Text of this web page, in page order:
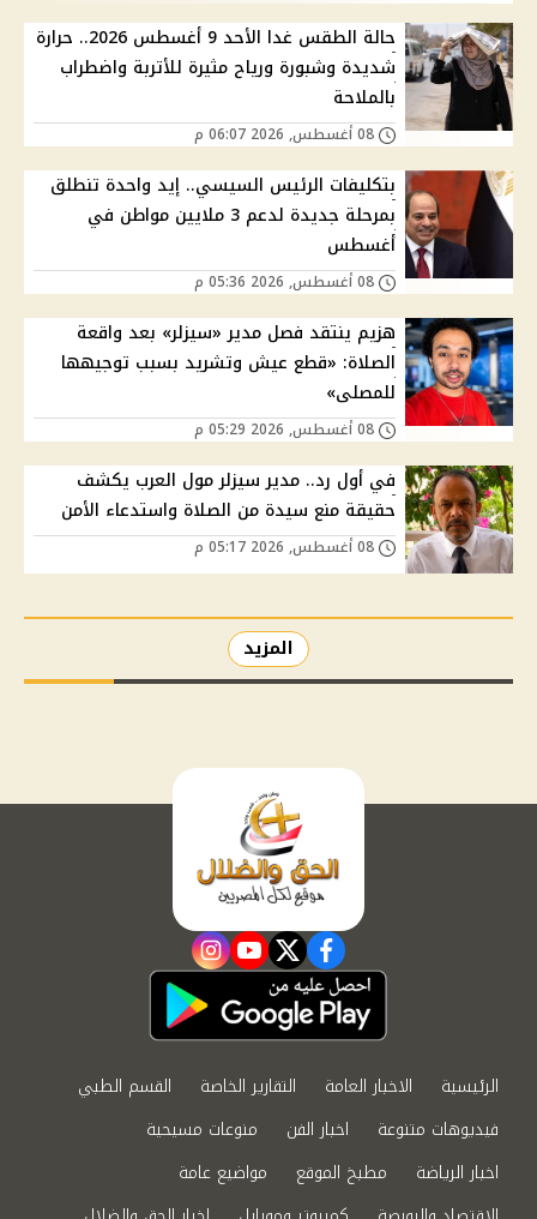
حالة الطقس غدا الأحد 9 أغسطس 2026.. حرارة
شديدة وشبورة ورياح مثيرة للأتربة واضطراب
بالملاحة
بتكليفات الرئيس السيسي.. إيد واحدة تنطلق
بمرحلة جديدة لدعم 3 ملايين مواطن في
أغسطس
هزيم ينتقد فصل مدير «سيزلر» بعد واقعة
الصلاة: «قطع عيش وتشريد بسبب توجيهها
للمصلى»
في أول رد.. مدير سيزلر مول العرب يكشف
حقيقة منع سيدة من الصلاة واستدعاء الأمن
المزيد
facebook
twitter
youtube
instagram
الرئيسية الاخبار العامة التقارير الخاصة
القسم الطبي
فيديوهات متنوعة
اخبار الفن
منوعات مسيحية
اخبار الرياضة
مطبخ الموقع
مواضيع عامة